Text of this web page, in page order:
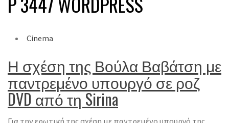
Cinema
Η σχέση της Βούλα Βαβάτση με
παντρεμένο υπουργό σε ροζ
DVD από τη Sirina
Για την ερωτική της σχέση με παντρεμένο υπουργό της